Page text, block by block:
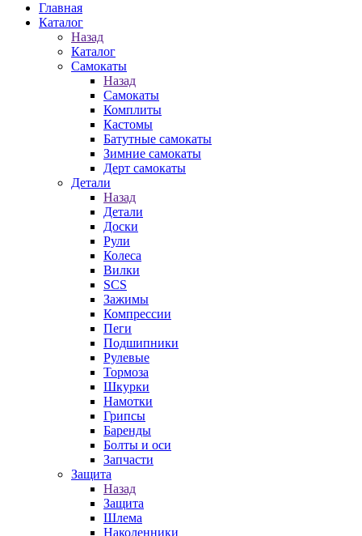
Главная
Каталог
Назад
Каталог
Самокаты
Назад
Самокаты
Комплиты
Кастомы
Батутные самокаты
Зимние самокаты
Дерт самокаты
Детали
Назад
Детали
Доски
Рули
Колеса
Вилки
SCS
Зажимы
Компрессии
Пеги
Подшипники
Рулевые
Тормоза
Шкурки
Намотки
Грипсы
Баренды
Болты и оси
Запчасти
Защита
Назад
Защита
Шлема
Наколенники